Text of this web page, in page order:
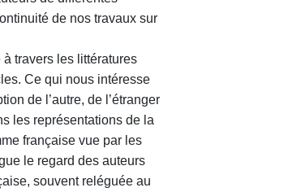
de nos travaux sur
travers les littératures
Ce qui nous intéresse
de l’autre, de l’étranger
les représentations de la
française vue par les
le regard des auteurs
souvent reléguée au